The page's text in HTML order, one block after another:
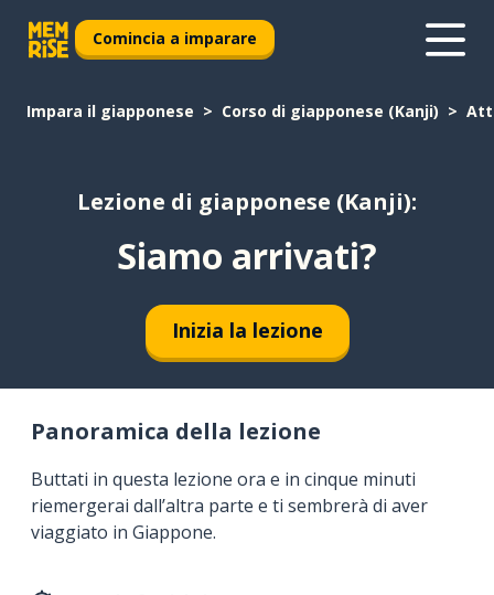
Comincia a imparare
Impara il giapponese Corso di giapponese (Kanji)
Lezione di giapponese (Kanji):
Siamo arrivati?
Inizia la lezione
Panoramica della lezione
Buttati in questa lezione ora e in cinque minuti
riemergerai dall’altra parte e ti sembrerà di aver
viaggiato in Giappone.